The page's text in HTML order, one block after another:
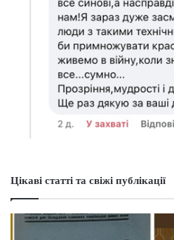
Цікаві статті та свіжі публікації